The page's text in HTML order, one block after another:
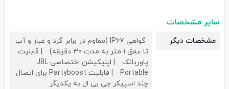
سایر مشخصات
مشخصات دیگر
گواهی IP67 (مقاوم در برابر گرد و غبار و آب
تا عمق 1 متر به مدت 30 دقیقه)
قابلیت
پاوربانک
اپلیکیشن اختصاصی JBL
Portable
قابلیت Partyboost برای اتصال
چند اسپیکر جی بی ال به یکدیگر